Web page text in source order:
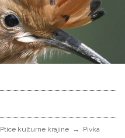
Ptice kulturne krajine Pivka